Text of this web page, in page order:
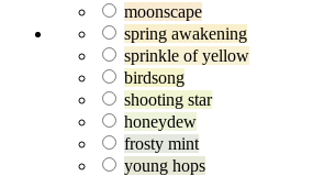
moonscape
spring awakening
sprinkle of yellow
birdsong
shooting star
honeydew
frosty mint
young hops